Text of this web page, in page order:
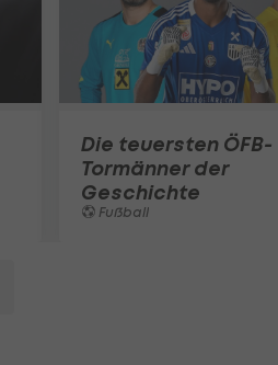
Die teuersten ÖFB-
Tormänner der
Geschichte
Fußball